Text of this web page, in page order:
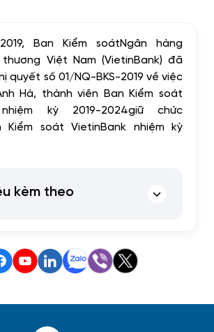
Ban Kiểm soátNgân hàng
thương Việt Nam (VietinBank) đã
quyết số 01/NQ-BKS-2019 về việc
Hà, thành viên Ban Kiểm soát
nhiệm kỳ 2019-2024giữ chức
Kiểm soát VietinBank nhiệm kỳ
kèm theo